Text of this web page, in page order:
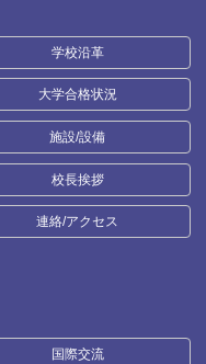
学校沿革
大学合格状況
施設/設備
校長挨拶
連絡/アクセス
国際交流